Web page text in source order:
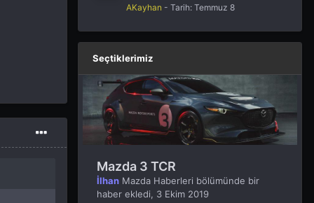
AKayhan - Tarih: Temmuz 8
Seçtiklerimiz
Mazda 3 TCR
İlhan Mazda Haberleri bölümünde bir
haber ekledi, 3 Ekim 2019